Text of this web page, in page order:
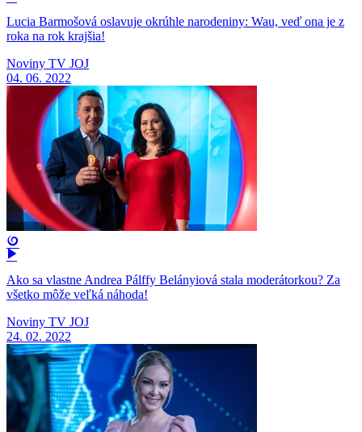
Lucia Barmošová oslavuje okrúhle narodeniny: Wau, veď ona je z
roka na rok krajšia!
Noviny TV JOJ
04. 06. 2022
Ako sa vlastne Andrea Pálffy Belányiová stala moderátorkou? Za
všetko môže veľká náhoda!
Noviny TV JOJ
24. 02. 2022